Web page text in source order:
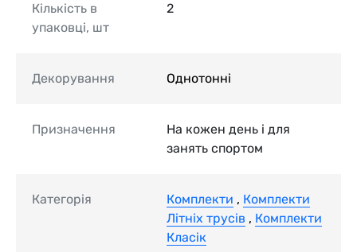
Кількість в
упаковці, шт
2
Декорування Однотонні
Призначення
На кожен день і для
занять спортом
Категорія Комплекти , Комплекти
Літніх трусів , Комплекти
Класік